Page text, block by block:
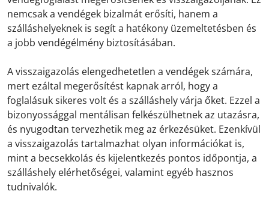
nemcsak a vendégek bizalmát erősíti, hanem a
szálláshelyeknek is segít a hatékony üzemeltetésben és
a jobb vendégélmény biztosításában.
A visszaigazolás elengedhetetlen a vendégek számára,
mert ezáltal megerősítést kapnak arról, hogy a
foglalásuk sikeres volt és a szálláshely várja őket. Ezzel a
bizonyossággal mentálisan felkészülhetnek az utazásra,
és nyugodtan tervezhetik meg az érkezésüket. Ezenkívül
a visszaigazolás tartalmazhat olyan információkat is,
mint a becsekkolás és kijelentkezés pontos időpontja, a
szálláshely elérhetőségei, valamint egyéb hasznos
tudnivalók.